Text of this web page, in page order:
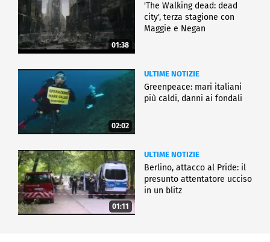
01:38
'The Walking dead: dead
city', terza stagione con
Maggie e Negan
02:02
ULTIME NOTIZIE
Greenpeace: mari italiani
più caldi, danni ai fondali
01:11
ULTIME NOTIZIE
Berlino, attacco al Pride: il
presunto attentatore ucciso
in un blitz